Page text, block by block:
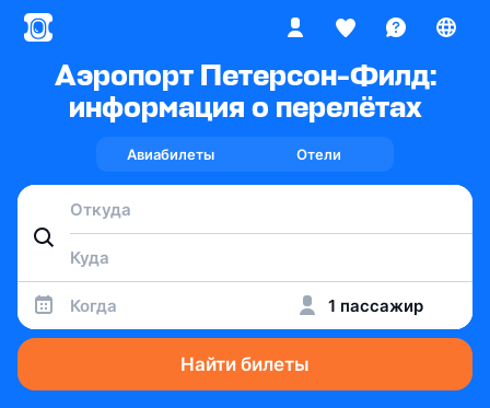
Аэропорт Петерсон-Филд:
информация о перелётах
Авиабилеты Отели
Когда 1 пассажир
Найти билеты